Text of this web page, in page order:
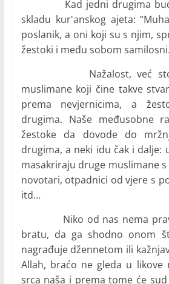
Kad jedni drugima
skladu kur'anskog ajeta:
poslanik, a oni koji su s njim,
žestoki i među sobom
Nažalost, već
muslimane koji čine takve
prema nevjernicima, a
drugima. Naše međusobne
žestoke da dovode do
drugima, a neki idu čak i dalje:
masakriraju druge muslimane
novotari, otpadnici od vjere s
itd…
Niko od nas nema
bratu, da ga shodno onom
nagrađuje džennetom ili
Allah, braćo ne gleda u likove
srca naša i prema tome će